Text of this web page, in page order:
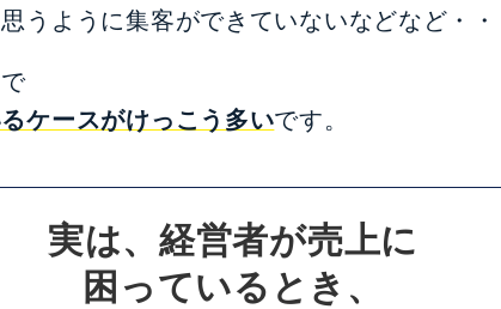
うように集客ができていないなどなど・
ケースがけっこう多いです。
実は、経営者が売上に
困っているとき、